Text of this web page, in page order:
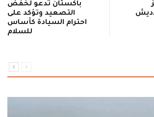
باكستان تدعو لخفض
التصعيد وتؤكد على
احترام السيادة كأساس
للسلام